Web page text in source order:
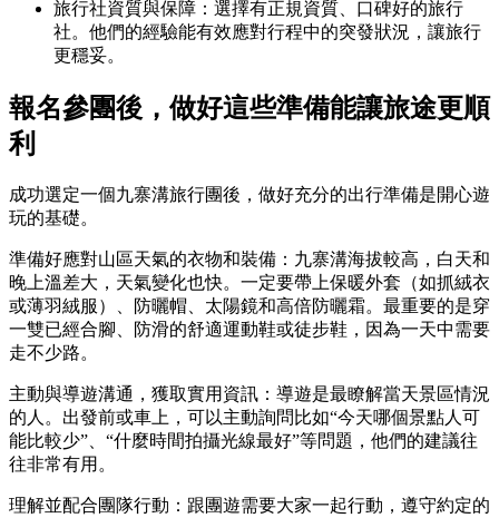
旅行社資質與保障：選擇有正規資質、口碑好的旅行
社。他們的經驗能有效應對行程中的突發狀況，讓旅行
更穩妥。
報名參團後，做好這些準備能讓旅途更順
利
成功選定一個九寨溝旅行團後，做好充分的出行準備是開心遊
玩的基礎。
準備好應對山區天氣的衣物和裝備：九寨溝海拔較高，白天和
晚上溫差大，天氣變化也快。一定要帶上保暖外套（如抓絨衣
或薄羽絨服）、防曬帽、太陽鏡和高倍防曬霜。最重要的是穿
一雙已經合腳、防滑的舒適運動鞋或徒步鞋，因為一天中需要
走不少路。
主動與導遊溝通，獲取實用資訊：導遊是最瞭解當天景區情況
的人。出發前或車上，可以主動詢問比如“今天哪個景點人可
能比較少”、“什麼時間拍攝光線最好”等問題，他們的建議往
往非常有用。
理解並配合團隊行動：跟團遊需要大家一起行動，遵守約定的